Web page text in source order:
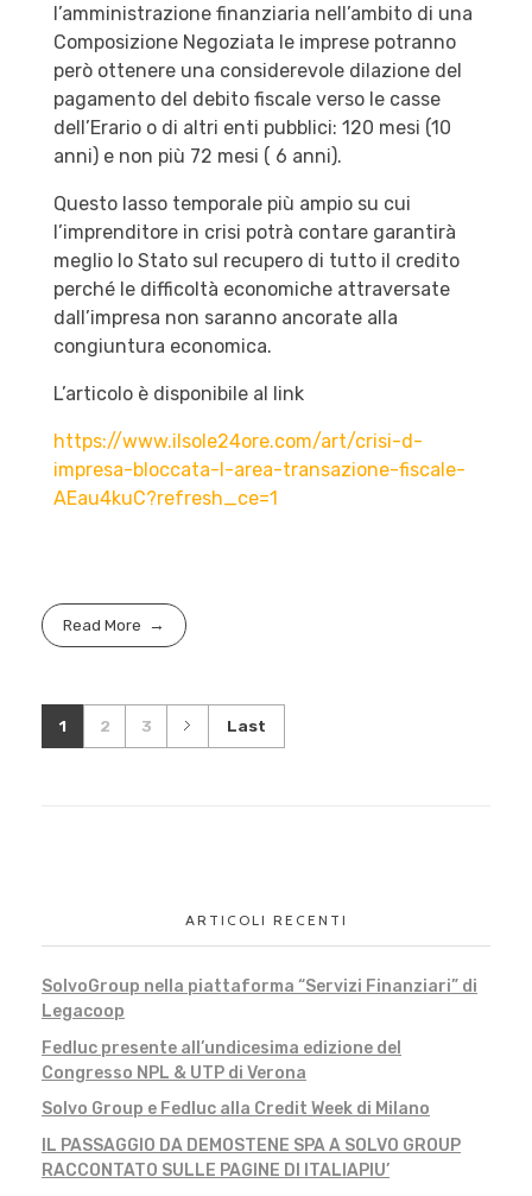
l’amministrazione finanziaria nell’ambito di una
Composizione Negoziata le imprese potranno
però ottenere una considerevole dilazione del
pagamento del debito fiscale verso le casse
dell’Erario o di altri enti pubblici: 120 mesi (10
anni) e non più 72 mesi ( 6 anni).
Questo lasso temporale più ampio su cui
l’imprenditore in crisi potrà contare garantirà
meglio lo Stato sul recupero di tutto il credito
perché le difficoltà economiche attraversate
dall’impresa non saranno ancorate alla
congiuntura economica.
L’articolo è disponibile al link
https://www.ilsole24ore.com/art/crisi-d-
impresa-bloccata-l-area-transazione-fiscale-
AEau4kuC?refresh_ce=1
Read More
1 2 3 Last
ARTICOLI RECENTI
SolvoGroup nella piattaforma “Servizi Finanziari” di
Legacoop
Fedluc presente all’undicesima edizione del
Congresso NPL & UTP di Verona
Solvo Group e Fedluc alla Credit Week di Milano
IL PASSAGGIO DA DEMOSTENE SPA A SOLVO GROUP
RACCONTATO SULLE PAGINE DI ITALIAPIU’